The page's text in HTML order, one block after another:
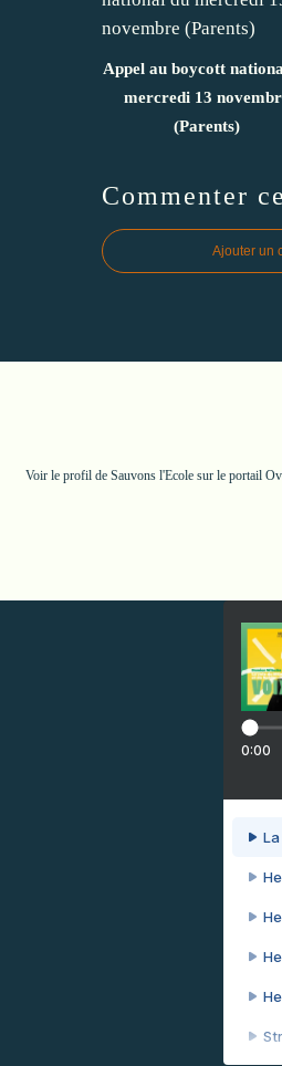
Appel au boycott
mercredi 13
(Parents)
Commenter
Ajouter un
Voir le profil de Sauvons l'Ecole sur le portail
0:00